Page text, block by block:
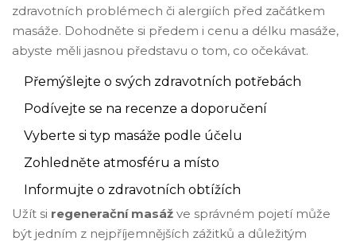
zdravotních problémech či alergiích před začátkem
masáže. Dohodněte si předem i cenu a délku masáže,
abyste měli jasnou představu o tom, co očekávat.
Přemýšlejte o svých zdravotních potřebách
Podívejte se na recenze a doporučení
Vyberte si typ masáže podle účelu
Zohledněte atmosféru a místo
Informujte o zdravotních obtížích
Užít si regenerační masáž ve správném pojetí může
být jedním z nejpříjemnějších zážitků a důležitým